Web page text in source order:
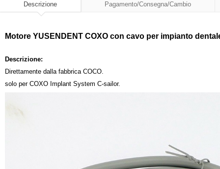
Descrizione Pagamento/Consegna/Cambio
Motore YUSENDENT COXO con cavo per impianto
Descrizione:
Direttamente dalla fabbrica COCO.
solo per COXO Implant System C-sailor.